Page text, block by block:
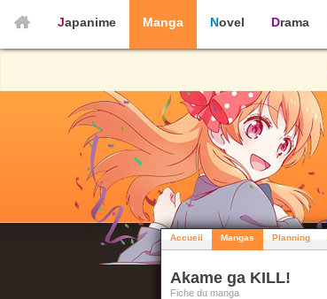
Japanime Manga Novel Drama
Accueil Mangas Planning
Akame ga KILL!
Fiche du manga